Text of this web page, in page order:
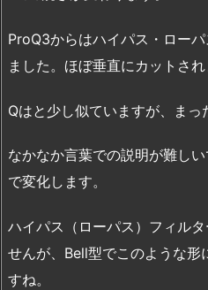
ProQ3からはハイパス・ロー
ました。ほぼ垂直にカットされ
Qはと少し似ていますが、まっ
なかなか言葉での説明が難し
で変化します。
ハイパス（ローパス）フィル
せんが、Bell型でこのような形
すね。